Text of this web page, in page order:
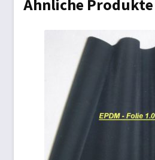
Ähnliche Produkte